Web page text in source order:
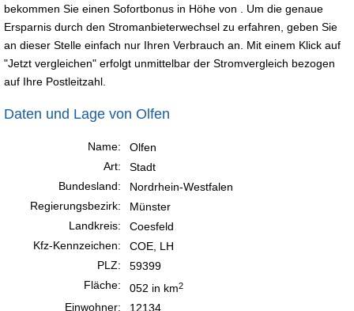
bekommen Sie einen Sofortbonus in Höhe von . Um die genaue
Ersparnis durch den Stromanbieterwechsel zu erfahren, geben Sie
an dieser Stelle einfach nur Ihren Verbrauch an. Mit einem Klick auf
"Jetzt vergleichen" erfolgt unmittelbar der Stromvergleich bezogen
auf Ihre Postleitzahl.
Daten und Lage von Olfen
Name:
Olfen
Art:
Stadt
Bundesland:
Nordrhein-Westfalen
Regierungsbezirk:
Münster
Landkreis:
Coesfeld
Kfz-Kennzeichen:
COE, LH
PLZ:
59399
Fläche:
052 in km2
Einwohner:
12134